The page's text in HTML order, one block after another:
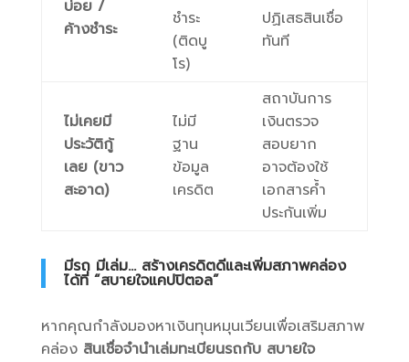
บ่อย /
ค้างชำระ
ชำระ
(ติดบู
โร)
ปฏิเสธสินเชื่อ
ทันที
ไม่เคยมี
ประวัติกู้
เลย (ขาว
สะอาด)
ไม่มี
ฐาน
ข้อมูล
เครดิต
สถาบันการ
เงินตรวจ
สอบยาก
อาจต้องใช้
เอกสารค้ำ
ประกันเพิ่ม
มีรถ มีเล่ม… สร้างเครดิตดีและเพิ่มสภาพคล่อง
ได้ที่ “สบายใจแคปปิตอล”
หากคุณกำลังมองหาเงินทุนหมุนเวียนเพื่อเสริมสภาพ
คล่อง สินเชื่อจำนำเล่มทะเบียนรถกับ สบายใจ